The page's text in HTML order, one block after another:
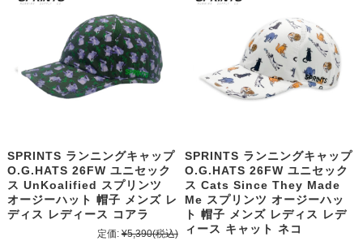
SPRINTS ランニングキャップ
O.G.HATS 26FW ユニセック
ス UnKoalified スプリンツ
オージーハット 帽子 メンズ レ
ディス レディース コアラ
定価: ¥5,390(税込)
SPRINTS ランニングキャップ
O.G.HATS 26FW ユニセック
ス Cats Since They Made
Me スプリンツ オージーハッ
ト 帽子 メンズ レディス レデ
ィース キャット ネコ